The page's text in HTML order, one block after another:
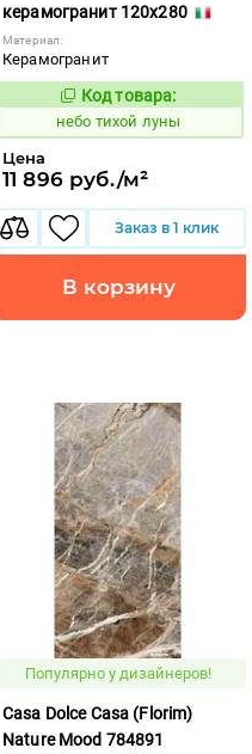
керамогранит 120x280
Материал:
Керамогранит
1122045
Код товара:
небо тихой луны
Цена
11 896 руб./м²
Заказ в 1 клик
В корзину
Популярно у дизайнеров!
Casa Dolce Casa (Florim)
Nature Mood 784891